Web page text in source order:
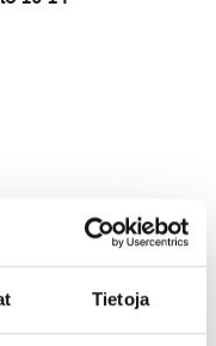
Tietoja